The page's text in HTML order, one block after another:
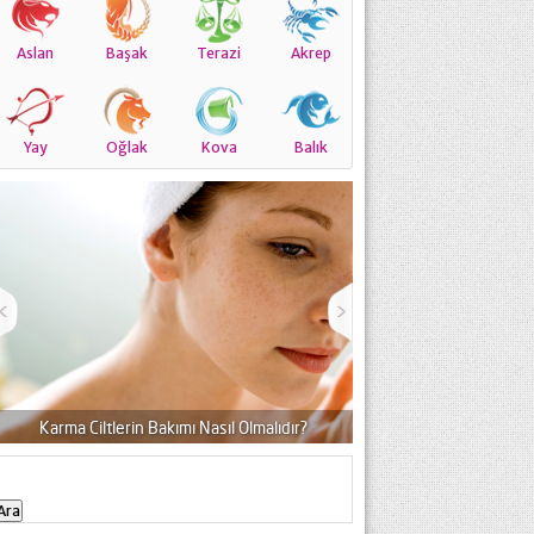
Aslan Başak Terazi Akrep
Yay Oğlak Kova Balık
Karma Ciltlerin Bakımı Nasıl Olmalıdır? Thermo Doline Krem
Arama: